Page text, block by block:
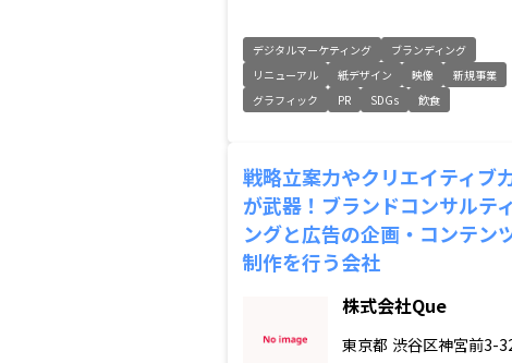
デジタルマーケティング
ブランディング
リニューアル
紙デザイン 映像
新規事業
グラフィック
PR SDGs 飲食
戦略立案力やクリエイティブ
が武器！ブランドコンサルティ
ングと広告の企画・コンテン
制作を行う会社
株式会社Que
東京都 渋谷区神宮前3-